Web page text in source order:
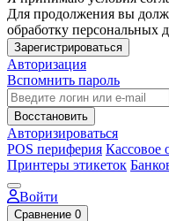
Для продолжения вы
обработку персональных
Зарегистрироваться
Авторизация
Вспомнить пароль
Восстановить
Авторизироваться
POS периферия Кассовое
Принтеры этикеток
Войти
Сравнение 0